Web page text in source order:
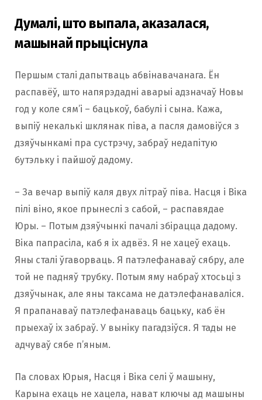
Думалі, што выпала, аказалася,
машынай прыціснула
Першым сталі дапытваць абвінавачанага. Ён
распавёў, што напярэдадні аварыі адзначаў Новы
год у коле сям’і – бацькоў, бабулі і сына. Кажа,
выпіў некалькі шклянак піва, а пасля дамовіўся з
дзяўчынкамі пра сустрэчу, забраў недапітую
бутэльку і пайшоў дадому.
– За вечар выпіў каля двух літраў піва. Насця і Віка
пілі віно, якое прынеслі з сабой, – распавядае
Юры. – Потым дзяўчынкі пачалі збірацца дадому.
Віка папрасіла, каб я іх адвёз. Я не хацеў ехаць.
Яны сталі ўгаворваць. Я патэлефанаваў сябру, але
той не падняў трубку. Потым яму набраў хтосьці з
дзяўчынак, але яны таксама не датэлефанаваліся.
Я прапанаваў патэлефанаваць бацьку, каб ён
прыехаў іх забраў. У выніку пагадзіўся. Я тады не
адчуваў сябе п’яным.
Па словах Юрыя, Насця і Віка селі ў машыну,
Карына ехаць не хацела, нават ключы ад машыны